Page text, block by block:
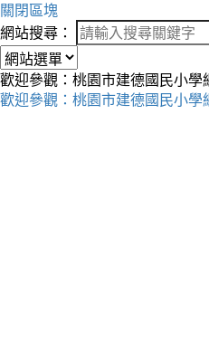
關閉區塊
網站搜尋：
歡迎參觀：桃園市建德國民小學
歡迎參觀：桃園市建德國民小學